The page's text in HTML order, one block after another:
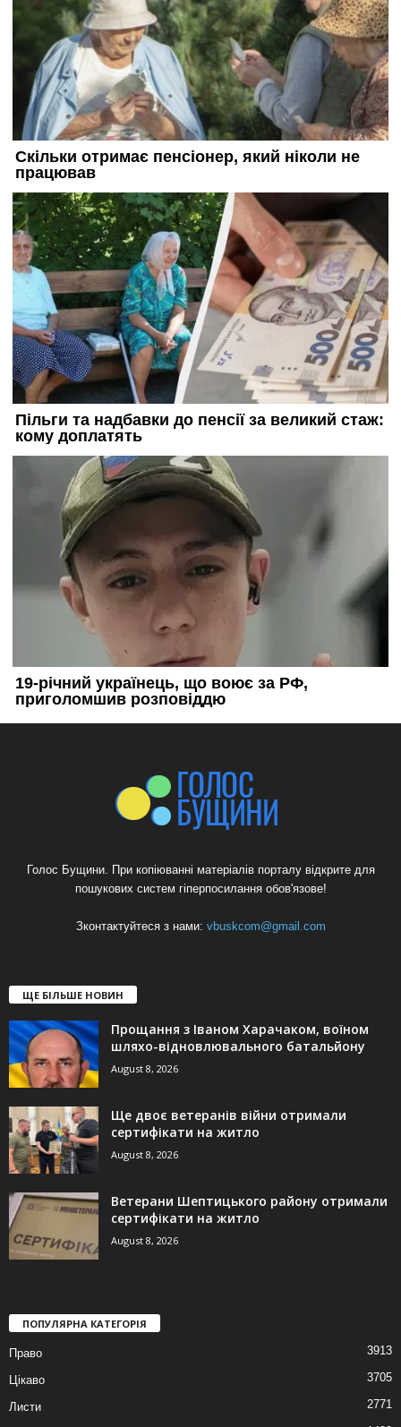
Голос Бущини. При копіюванні матеріалів порталу відкрите для
пошукових систем гіперпосилання обов'язове!
Зконтактуйтеся з нами: vbuskcom@gmail.com
ЩЕ БІЛЬШЕ НОВИН
Прощання з Іваном Харачаком, воїном
шляхо-відновлювального батальйону
August 8, 2026
Ще двоє ветеранів війни отримали
сертифікати на житло
August 8, 2026
Ветерани Шептицького району отримали
сертифікати на житло
August 8, 2026
ПОПУЛЯРНА КАТЕГОРІЯ
Право 3913
Цікаво 3705
Листи
2771